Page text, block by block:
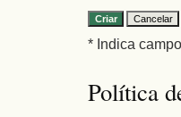
* Indica
Política